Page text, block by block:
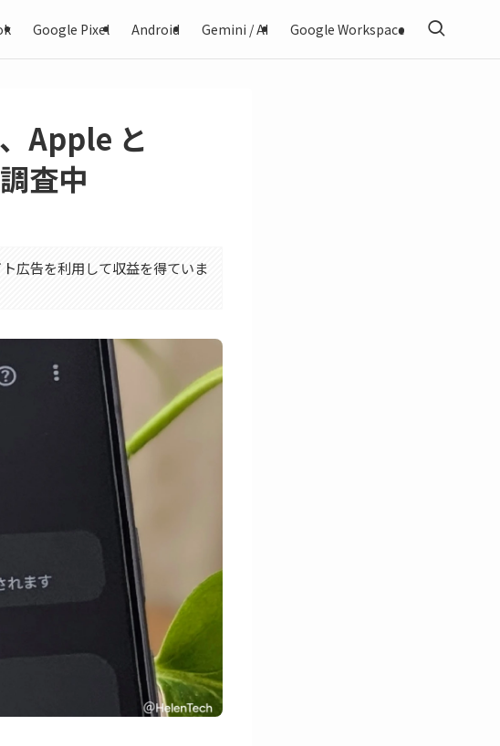
Google Pixel Android Gemini / AI Google Workspace
Apple と
査中
広告を利用して収益を得ていま